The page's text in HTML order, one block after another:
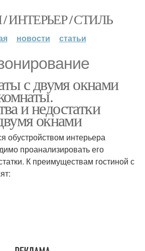
ИНТЕРЬЕР / СТИЛЬ
новости статьи
с двумя окнами
и недостатки
окнами
обустройством интерьера
проанализировать его
К преимуществам гостиной с